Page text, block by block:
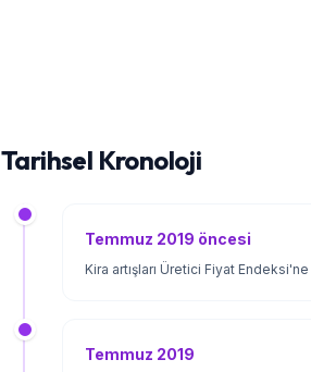
Tarihsel Kronoloji
Temmuz 2019 öncesi
Kira artışları Üretici Fiyat Endeksi'ne
Temmuz 2019